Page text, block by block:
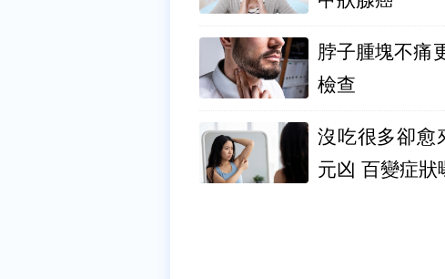
脖子腫塊不痛
檢查
沒吃很多卻愈
元凶 百變症